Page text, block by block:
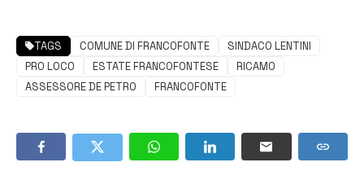
TAGS COMUNE DI FRANCOFONTE
SINDACO LENTINI
PRO LOCO
ESTATE FRANCOFONTESE
RICAMO
ASSESSORE DE PETRO
FRANCOFONTE